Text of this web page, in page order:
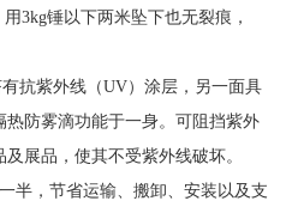
3kg锤以下两米坠下也无裂痕，
有抗紫外线（UV）涂层，另一面具
防雾滴功能于一身。可阻挡紫外
展品，使其不受紫外线破坏。
半，节省运输、搬卸、安装以及支